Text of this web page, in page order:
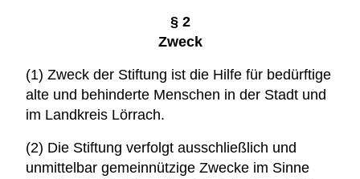
§ 2
Zweck
(1) Zweck der Stiftung ist die Hilfe für bedürftige
alte und behinderte Menschen in der Stadt und
im Landkreis Lörrach.
(2) Die Stiftung verfolgt ausschließlich und
unmittelbar gemeinnützige Zwecke im Sinne